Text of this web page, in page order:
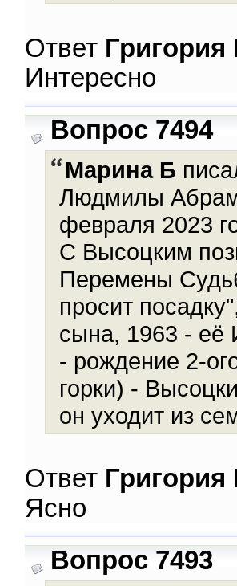
Ответ
Интересно
Вопрос 7494
Марина Б
Людмилы
февраля 2023
С Высоцким
Перемены
просит
сына, 1963 - её
- рождение 2-
горки) -
он уходит из
Ответ
Ясно
Вопрос 7493